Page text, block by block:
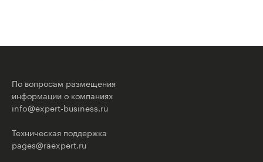
По вопросам размещения
информации о компаниях
info@expert-business.ru
Техническая поддержка
pages@raexpert.ru